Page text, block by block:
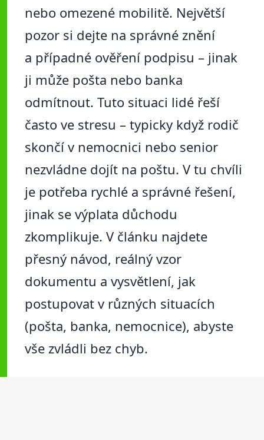
nebo omezené mobilitě. Největší
pozor si dejte na správné znění
a případné ověření podpisu – jinak
ji může pošta nebo banka
odmítnout. Tuto situaci lidé řeší
často ve stresu – typicky když rodič
skončí v nemocnici nebo senior
nezvládne dojít na poštu. V tu chvíli
je potřeba rychlé a správné řešení,
jinak se výplata důchodu
zkomplikuje. V článku najdete
přesný návod, reálný vzor
dokumentu a vysvětlení, jak
postupovat v různých situacích
(pošta, banka, nemocnice), abyste
vše zvládli bez chyb.